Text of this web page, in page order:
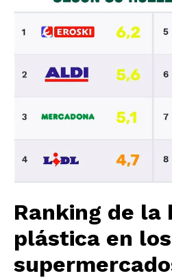
Ranking de la
plástica en los